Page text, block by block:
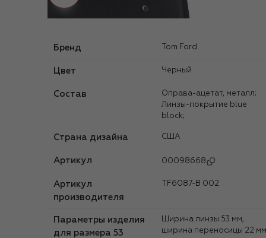
Бренд Tom Ford
Цвет Черный
Состав
Оправа-ацетат, металл;
Линзы-покрытие blue
block;
Страна дизайна США
Артикул 00098668
Артикул
производителя
TF6087-B 002
Параметры изделия
для размера 53
Ширина линзы 53 мм,
ширина переносицы 22